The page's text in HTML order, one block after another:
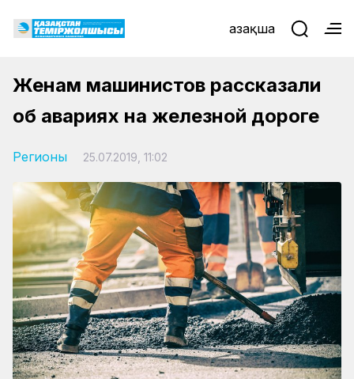
Қазақша
Женам машинистов рассказали
об авариях на железной дороге
Регионы 25.07.2019, 11:02